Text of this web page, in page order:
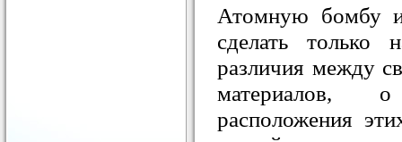
Атомную бомбу
сделать только
различия между
материалов, о
расположения